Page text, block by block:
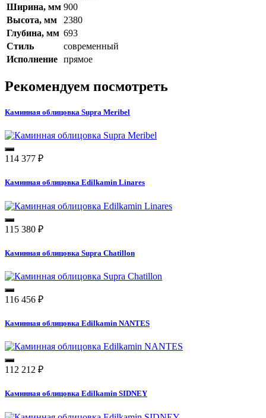
Ширина, мм 900
Высота, мм
2380
Глубина, мм 693
Стиль
современный
Исполнение прямое
Рекомендуем посмотреть
Каминная облицовка Supra Meribel
114 377 ₽
Каминная облицовка Edilkamin Linares
115 380 ₽
Каминная облицовка Supra Chatillon
116 456 ₽
Каминная облицовка Edilkamin NANTES
112 212 ₽
Каминная облицовка Edilkamin SIDNEY